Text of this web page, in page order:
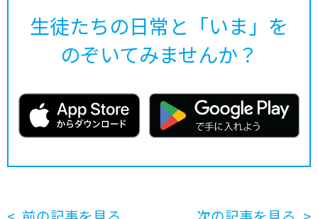
生徒たちの日常と「いま」を
のぞいてみませんか？